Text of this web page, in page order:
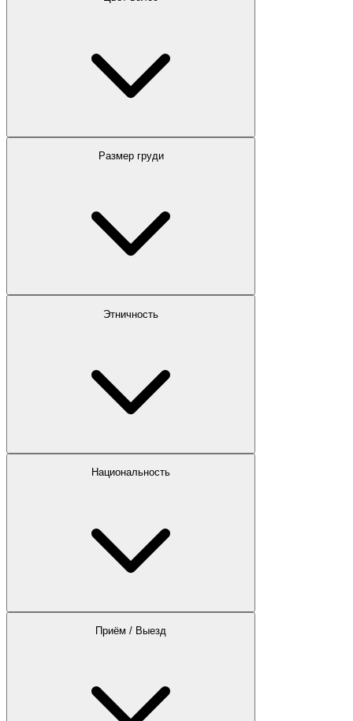
Размер груди
Этничность
Национальность
Приём / Выезд